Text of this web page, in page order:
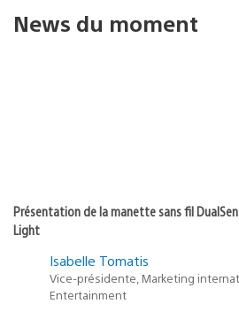
News du moment
Présentation de la manette sans fil
Light
Isabelle Tomatis
Vice-présidente, Marketing
Entertainment